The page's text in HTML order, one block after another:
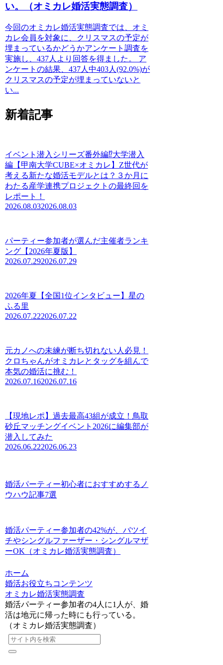
い。（オミカレ婚活実態調査）
今回のオミカレ婚活実態調査では、オミ
カレ会員を対象に、クリスマスの予定が
埋まっているかどうかアンケート調査を
実施し、437人より回答を得ました。 ア
ンケートの結果、437人中403人(92.0%)が
クリスマスの予定が埋まっていないと
い...
新着記事
イベント潜入シリーズ番外編⁉大学潜入
編【甲南大学CUBE×オミカレ】Z世代が
考える新たな婚活モデルとは？３か月に
わたる産学連携プロジェクトの最終回を
レポート！
2026.08.032026.08.03
パーティー参加者が選んだ主催者ランキ
ング【2026年夏版】
2026.07.292026.07.29
2026年夏【全国1位インタビュー】星の
ふる里
2026.07.222026.07.22
元カノへの未練が断ち切れない人必見！
クロちゃんがオミカレとタッグを組んで
本気の婚活に挑む！
2026.07.162026.07.16
【現地レポ】過去最高43組が成立！鳥取
砂丘マッチングイベント2026に編集部が
潜入してみた
2026.06.222026.06.23
婚活パーティー初心者におすすめするノ
ウハウ記事7選
婚活パーティー参加者の42%が、バツイ
チやシングルファーザー・シングルマザ
ーOK（オミカレ婚活実態調査）
ホーム
婚活お役立ちコンテンツ
オミカレ婚活実態調査
婚活パーティー参加者の4人に1人が、婚
活は地元に帰った時にも行っている。
（オミカレ婚活実態調査）